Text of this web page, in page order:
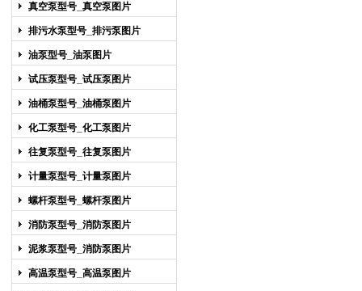
真空泵型号_真空泵图片
排污水泵型号_排污泵图片
油泵型号_油泵图片
试压泵型号_试压泵图片
油桶泵型号_油桶泵图片
化工泵型号_化工泵图片
往复泵型号_往复泵图片
计量泵型号_计量泵图片
螺杆泵型号_螺杆泵图片
消防泵型号_消防泵图片
泥浆泵型号_消防泵图片
高温泵型号_高温泵图片